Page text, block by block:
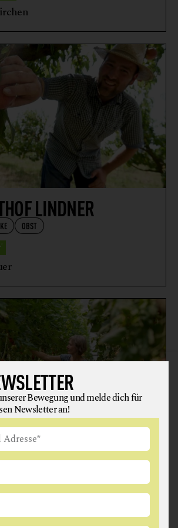
+ VEGANE ERZEUGNISSE
+ WILDFLEISCHERZEUGNISSE
LINDNER
OBST
MEIBERGER
Bewegung und melde dich für
Newsletter an!